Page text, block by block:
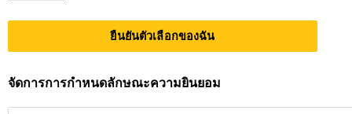
ซิก้า
ยืนยันตัวเลือกของฉัน
จัดการการกำหนดลักษณะความยินยอม